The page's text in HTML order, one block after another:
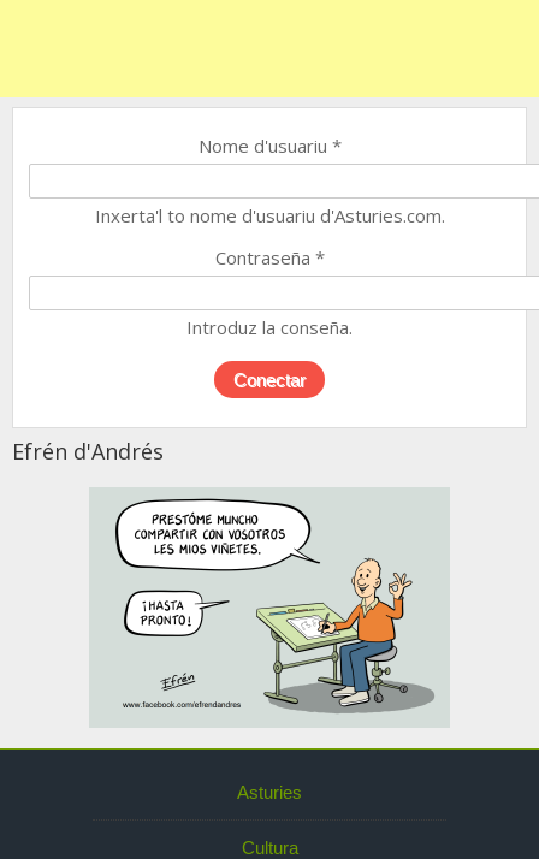
Nome d'usuariu *
Inxerta'l to nome d'usuariu d'Asturies.com.
Contraseña *
Introduz la conseña.
Efrén d'Andrés
Asturies
Cultura